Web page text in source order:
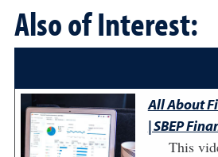
Also of Interest:
All About
| SBEP
This